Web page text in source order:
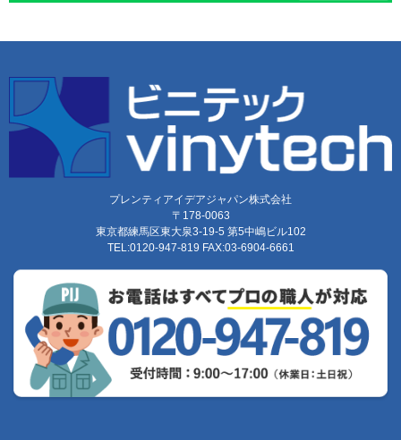
プレンティアイデアジャパン株式会社
〒178-0063
東京都練馬区東大泉3-19-5 第5中嶋ビル102
TEL:0120-947-819 FAX:03-6904-6661